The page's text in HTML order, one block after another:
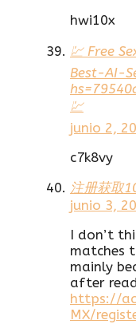
hwi10x
💹 Free
Best-AI-
💹
junio 2,
c7k8vy
注册获取
junio 3,
I don’t
matches
mainly
after
https://
MX/